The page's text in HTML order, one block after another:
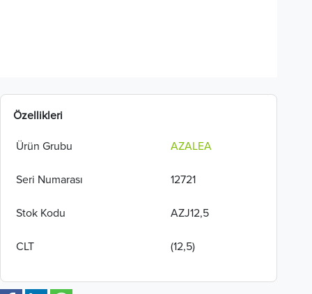
Özellikleri
Ürün Grubu AZALEA
Seri Numarası 12721
Stok Kodu AZJ12,5
CLT (12,5)